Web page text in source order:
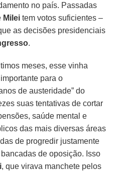
no país. Passadas
Milei tem votos suficientes –
as decisões presidenciais
.
meses, esse vinha
para o
de austeridade” do
suas tentativas de cortar
saúde mental e
das mais diversas áreas
de progredir justamente
de oposição. Isso
, que virava manchete pelos